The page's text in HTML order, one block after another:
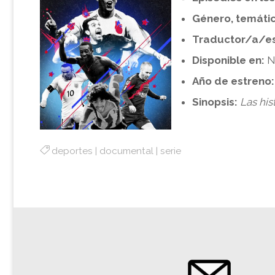
Género,
Traductor/a/
Disponible en:
Año de estreno:
Sinopsis: Las
deportes | documental| serie